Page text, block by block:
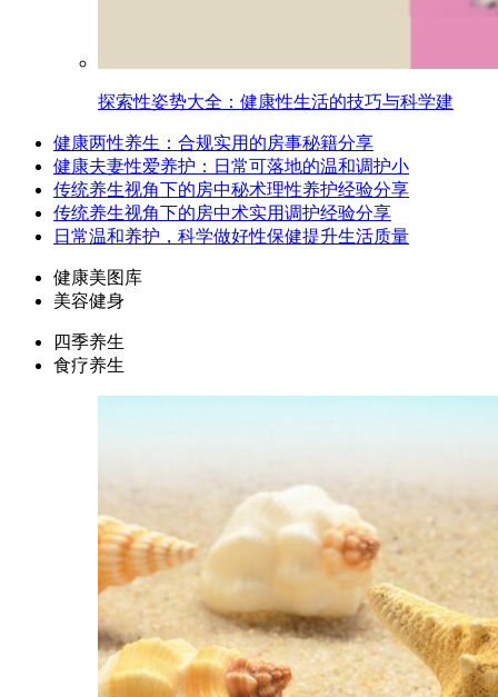
探索性姿势大全：健康性生活的技巧与科学建
健康两性养生：合规实用的房事秘籍分享
健康夫妻性爱养护：日常可落地的温和调护小
传统养生视角下的房中秘术理性养护经验分享
传统养生视角下的房中术实用调护经验分享
日常温和养护，科学做好性保健提升生活质量
健康美图库
美容健身
四季养生
食疗养生